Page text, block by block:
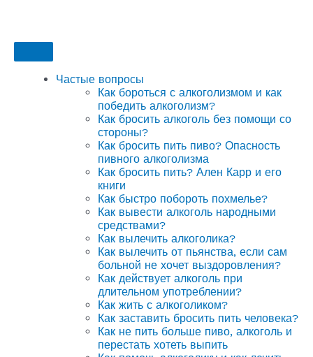
Частые вопросы
Как бороться с алкоголизмом и как
победить алкоголизм?
Как бросить алкоголь без помощи со
стороны?
Как бросить пить пиво? Опасность
пивного алкоголизма
Как бросить пить? Ален Карр и его
книги
Как быстро побороть похмелье?
Как вывести алкоголь народными
средствами?
Как вылечить алкоголика?
Как вылечить от пьянства, если сам
больной не хочет выздоровления?
Как действует алкоголь при
длительном употреблении?
Как жить с алкоголиком?
Как заставить бросить пить человека?
Как не пить больше пиво, алкоголь и
перестать хотеть выпить